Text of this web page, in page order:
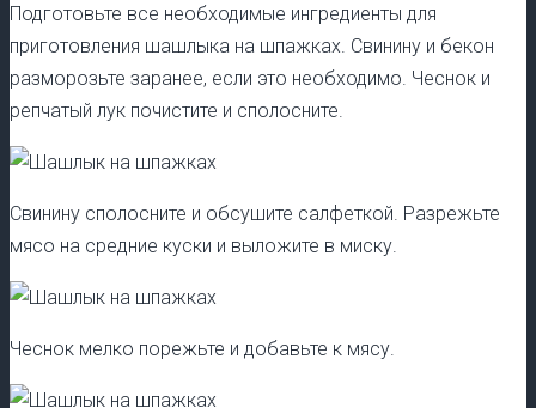
Подготовьте все необходимые ингредиенты для
приготовления шашлыка на шпажках. Свинину и бекон
разморозьте заранее, если это необходимо. Чеснок и
репчатый лук почистите и сполосните.
Свинину сполосните и обсушите салфеткой. Разрежьте
мясо на средние куски и выложите в миску.
Чеснок мелко порежьте и добавьте к мясу.